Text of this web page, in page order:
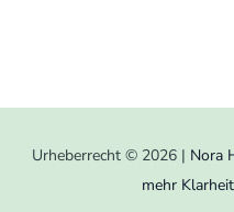
Urheberrecht © 2026 | Nora
mehr